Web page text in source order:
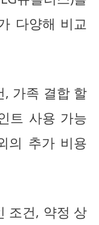
다양해 비교
, 가족 결합 할
트 사용 가능
의 추가 비용
조건, 약정 상